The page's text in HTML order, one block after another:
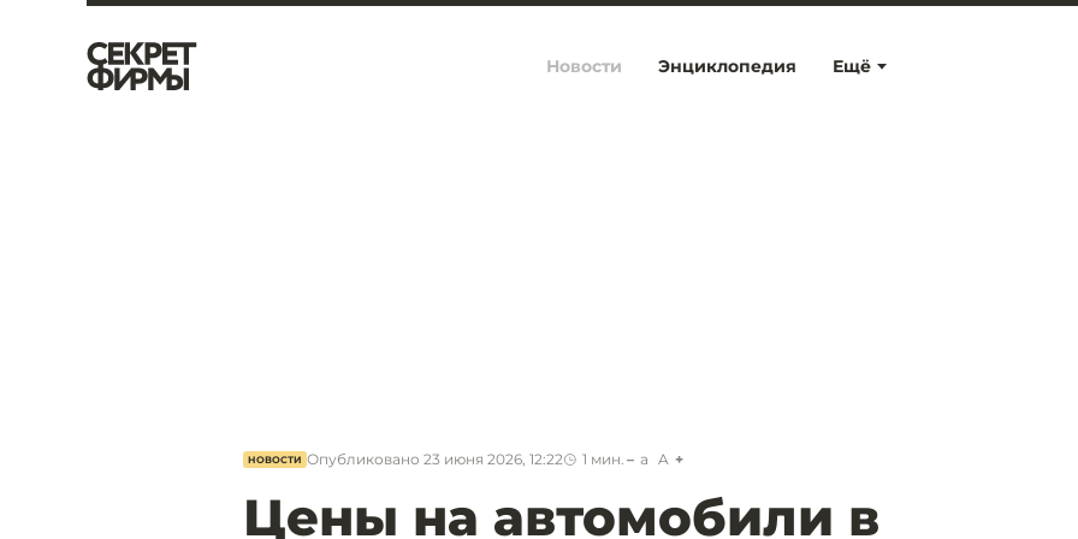
Ещё
Новости Энциклопедия
НОВОСТИ Опубликовано 23 июня 2026, 12:22 1 мин. a A
Цены на автомобили в